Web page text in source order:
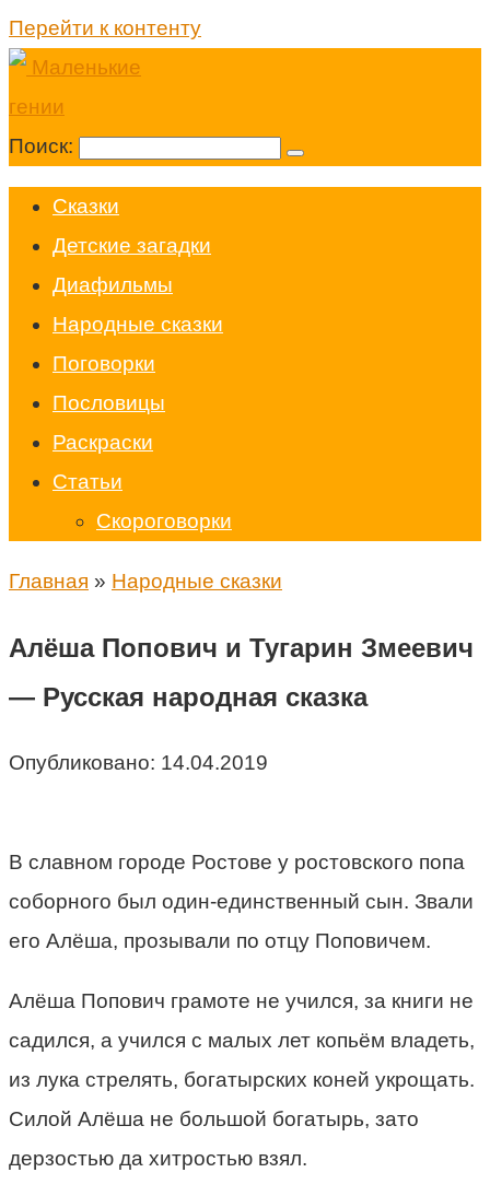
Перейти к контенту
Поиск:
Cказки
Детские загадки
Диафильмы
Народные сказки
Поговорки
Пословицы
Раскраски
Статьи
Скороговорки
Главная » Народные сказки
Алёша Попович и Тугарин Змеевич
— Русская народная сказка
Опубликовано: 14.04.2019
В славном городе Ростове у ростовского попа
соборного был один-единственный сын. Звали
его Алёша, прозывали по отцу Поповичем.
Алёша Попович грамоте не учился, за книги не
садился, а учился с малых лет копьём владеть,
из лука стрелять, богатырских коней укрощать.
Силой Алёша не большой богатырь, зато
дерзостью да хитростью взял.